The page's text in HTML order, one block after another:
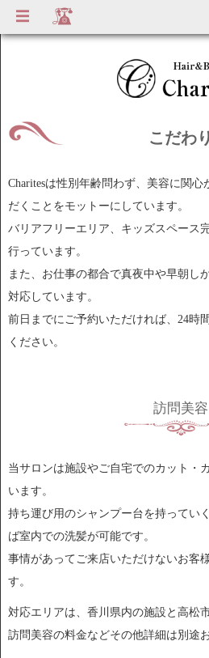
こだわり
Charitesは性別年齢問わず、美容に関
だくことをモットーにしています。
バリアフリーエリア、キッズスペース
行っています。
また、お仕事の都合で真夜中や早朝し
対応しています。
前日までにご予約いただければ、24時
ください。
訪問美容
当サロンは施設やご自宅でのカット・
います。
持ち運び用のシャンプー台を持ってい
ば室内での洗髪が可能です。
事情があってご来店いただけないお客
す。
対応エリアは、香川県内の施設と高松
訪問美容の料金などその他詳細は別途